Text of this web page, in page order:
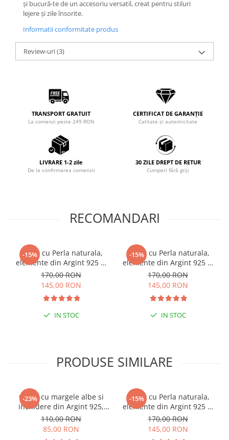
și bucură-te de un accesoriu versatil, creat pentru stiluri
lejere și zile însorite.
Informatii conformitate produs
Review-uri(3)
TRANSPORT GRATUIT
La comenzi peste 249 RON
CERTIFICAT DE GARANȚIE
Calitate și autenticitate
LIVRARE 1-2 zile
De la confirmarea comenzii
30 ZILE DREPT DE RETUR
Cumperi fără griji
RECOMANDARI
-15%
Colier cu Perla naturala,
elemente din Argint 925 si
margele Miyuki, multicolor
170,00 RON
145,00 RON
IN STOC
-15%
Colier cu Perla naturala,
elemente din Argint 925 si
margele Miyuki, verde/kiwi
170,00 RON
145,00 RON
IN STOC
PRODUSE SIMILARE
-23%
Colier cu margele albe si
inchidere din Argint 925,
reglabil 38-41 cm
110,00 RON
85,00 RON
-15%
Colier cu Perla naturala,
elemente din Argint 925 si
margele Miyuki albe
170,00 RON
145,00 RON